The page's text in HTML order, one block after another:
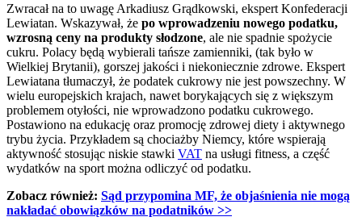
Zwracał na to uwagę Arkadiusz Grądkowski, ekspert Konfederacji
Lewiatan. Wskazywał, że po wprowadzeniu nowego podatku,
wzrosną ceny na produkty słodzone, ale nie spadnie spożycie
cukru. Polacy będą wybierali tańsze zamienniki, (tak było w
Wielkiej Brytanii), gorszej jakości i niekoniecznie zdrowe. Ekspert
Lewiatana tłumaczył, że podatek cukrowy nie jest powszechny. W
wielu europejskich krajach, nawet borykających się z większym
problemem otyłości, nie wprowadzono podatku cukrowego.
Postawiono na edukację oraz promocję zdrowej diety i aktywnego
trybu życia. Przykładem są chociażby Niemcy, które wspierają
aktywność stosując niskie stawki VAT na usługi fitness, a część
wydatków na sport można odliczyć od podatku.
Zobacz również: Sąd przypomina MF, że objaśnienia nie mogą
nakładać obowiązków na podatników >>